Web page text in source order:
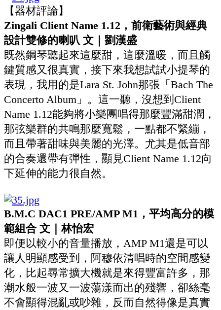
【器材評論】
Zingali Client Name 1.12，前衛藝術與經典
設計雙修的喇叭 文｜劉漢盛
既然鋼琴聽起來這麼甜，這麼溫暖，而且觸
鍵質感又很真實，接下來我想試試小提琴的
表現，我用的是Lara St. John那張「Bach The
Concerto Album」。這一聽，沒想到Client
Name 1.12能夠將小樂團唱得那麼豐滿甜潤，
那弦樂群的共鳴那麼寬鬆，一點都不緊繃，
而且帶著甜味與美麗的光澤。尤其是低音部
的合奏還帶有彈性，顯見Client Name 1.12向
下延伸的能力很自然。
B.M.C DAC1 PRE/AMP M1，平均高分的模
範組合 文｜林怡宏
即便以較小的音量播放，AMP M1還是可以
讓人明顯感受到，阿穆依清唱時的空間感變
化，比起尋常擴大機就是來得豐富許多，那
潮水般一波又一波蕩漾而出的殘響，卻絲毫
不會顯得混亂或吵雜，反而自然得像是真實